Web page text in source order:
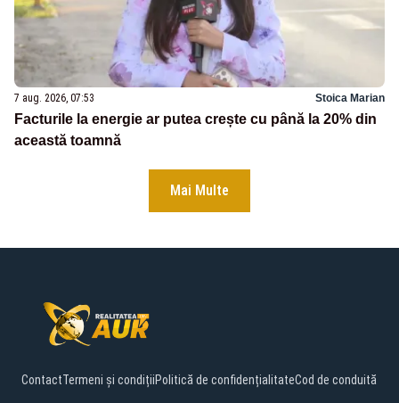
7 aug. 2026, 07:53 Stoica Marian
Facturile la energie ar putea crește cu până la 20% din
această toamnă
Mai Multe
ContactTermeni și condițiiPolitică de confidențialitateCod de conduită